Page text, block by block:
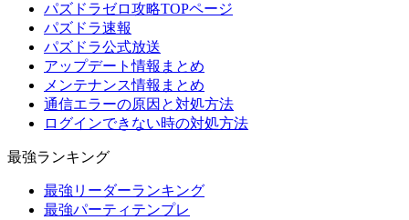
パズドラゼロ攻略TOPページ
パズドラ速報
パズドラ公式放送
アップデート情報まとめ
メンテナンス情報まとめ
通信エラーの原因と対処方法
ログインできない時の対処方法
最強ランキング
最強リーダーランキング
最強パーティテンプレ